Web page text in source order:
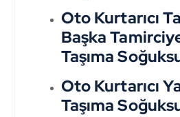
Oto Kurtarıcı
Başka
Taşıma
Oto Kurtarıcı
Taşıma